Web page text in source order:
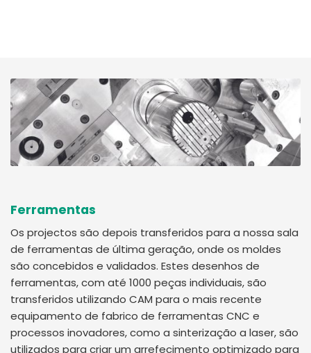
Ferramentas
Os projectos são depois transferidos para a nossa sala
de ferramentas de última geração, onde os moldes
são concebidos e validados. Estes desenhos de
ferramentas, com até 1000 peças individuais, são
transferidos utilizando CAM para o mais recente
equipamento de fabrico de ferramentas CNC e
processos inovadores, como a sinterização a laser, são
utilizados para criar um arrefecimento optimizado para